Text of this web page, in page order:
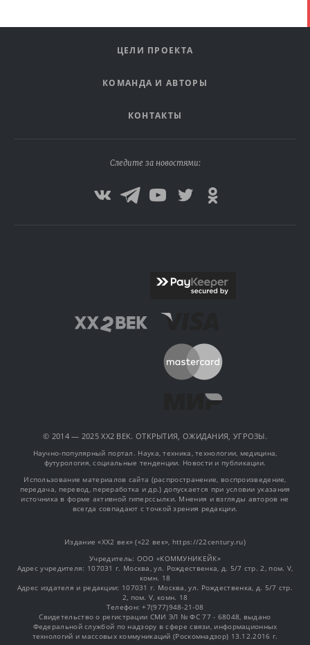
ЦЕЛИ ПРОЕКТА
КОМАНДА И АВТОРЫ
КОНТАКТЫ
Следите за новостями:
© 2014 — 2025 XX2 ВЕК. ОТКРЫТИЯ, ОЖИДАНИЯ, УГРОЗЫ.
Научно-популярный портал. Наука, техника, технологии, медицина,
футурология, социальные тенденции. Новости и публикации.
Использование материалов сайта (распространение, воспроизведение,
передача, перевод, переработка и др.) допускается при условии указания
источника в форме активной гиперссылки. Мнения и взгляды авторов не
всегда совпадают с точкой зрения редакции.
Издание «XX2 век» («22 век», https://22century.ru)
Учредитель: OOO «КОММУНИКЕЙК»
Адрес учредителя: 107031 г. Москва, ул. Рождественка, д. 5/7 стр. 2, пом. V,
комн. 18
Адрес издателя и редакции: 107031 г. Москва, ул. Рождественка, д. 5/7 стр.
2, пом. V, комн. 18
Телефон: +7(977)948-21-08
Свидетельство о регистрации СМИ ЭЛ № ФС 77 - 68048, выдано
Федеральной службой по надзору в сфере связи, информационных
технологий и массовых коммуникаций (Роскомнадзор) 13.12.2016 г.